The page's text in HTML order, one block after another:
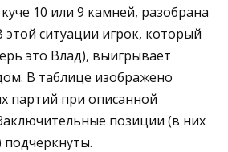
10 или 9 камней, разобрана
этой ситуации игрок, который
это Влад), выигрывает
В таблице изображено
партий при описанной
позиции (в них